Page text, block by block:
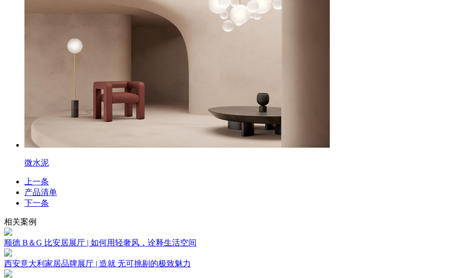
微水泥
上一条
产品清单
下一条
相关案例
顺德 B＆G 比安居展厅 | 如何用轻奢风，诠释生活空间
西安意大利家居品牌展厅 | 造就 无可挑剔的极致魅力